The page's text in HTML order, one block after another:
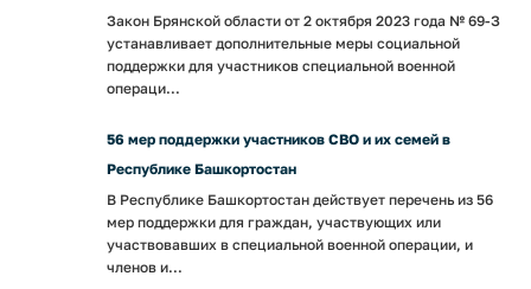
Закон Брянской области от 2 октября 2023 года № 69-З
устанавливает дополнительные меры социальной
поддержки для участников специальной военной
операци...
56 мер поддержки участников СВО и их семей в
Республике Башкортостан
В Республике Башкортостан действует перечень из 56
мер поддержки для граждан, участвующих или
участвовавших в специальной военной операции, и
членов и...